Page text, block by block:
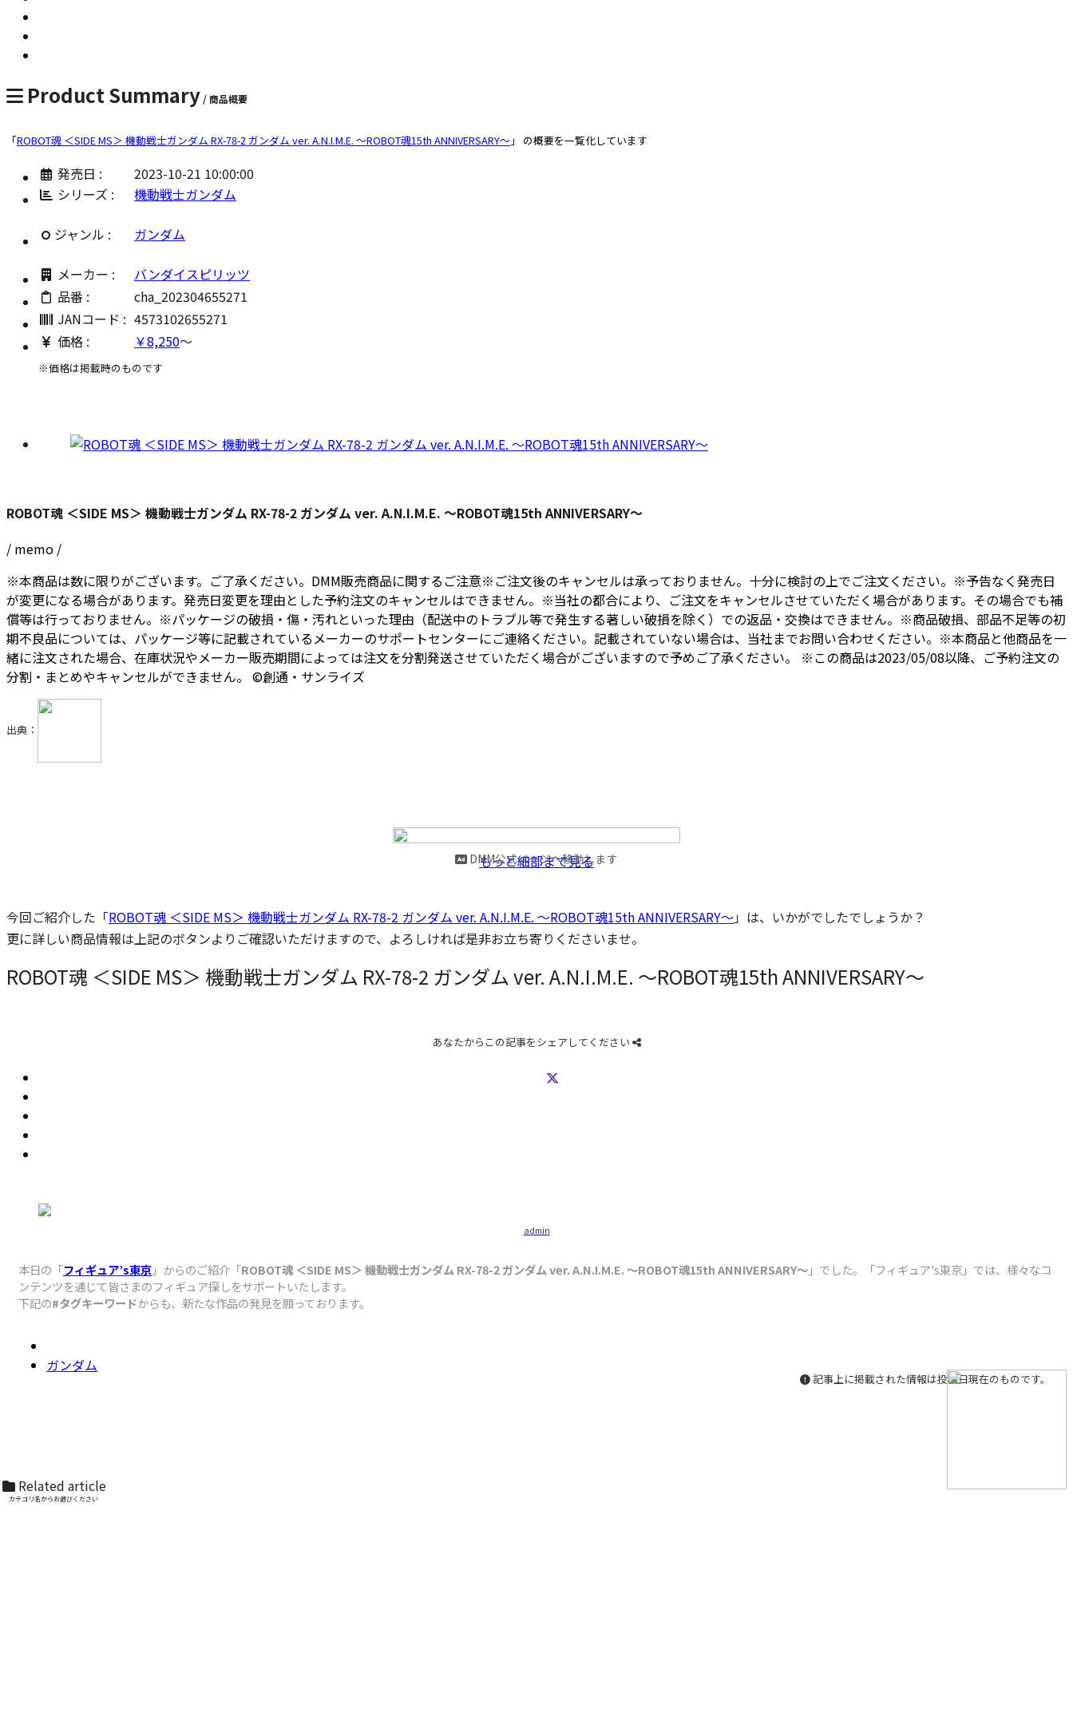
Product Summary / 商品概要
「ROBOT魂 ＜SIDE MS＞ 機動戦士ガンダム RX-78-2 ガンダム ver. A.N.I.M.E. 〜ROBOT魂15th ANNIVERSARY〜 」 の概要を一覧化しています
発売日 :
2023-10-21 10:00:00
シリーズ :
機動戦士ガンダム
ジャンル : ガンダム
メーカー :
バンダイスピリッツ
品番 :
cha_202304655271
JANコード : 4573102655271
価格 :
￥8,250～
※価格は掲載時のものです
ROBOT魂 ＜SIDE MS＞ 機動戦士ガンダム RX-78-2 ガンダム ver. A.N.I.M.E. 〜ROBOT魂15th ANNIVERSARY〜
/ memo /
※本商品は数に限りがございます。ご了承ください。DMM販売商品に関するご注意※ご注文後のキャンセルは承っておりません。十分に検討の上でご注文ください。※予告なく発売日
が変更になる場合があります。発売日変更を理由とした予約注文のキャンセルはできません。※当社の都合により、ご注文をキャンセルさせていただく場合があります。その場合でも補
償等は行っておりません。※パッケージの破損・傷・汚れといった理由（配送中のトラブル等で発生する著しい破損を除く）での返品・交換はできません。※商品破損、部品不足等の初
期不良品については、パッケージ等に記載されているメーカーのサポートセンターにご連絡ください。記載されていない場合は、当社までお問い合わせください。※本商品と他商品を一
緒に注文された場合、在庫状況やメーカー販売期間によっては注文を分割発送させていただく場合がございますので予めご了承ください。 ※この商品は2023/05/08以降、ご予約注文の
分割・まとめやキャンセルができません。 ©創通・サンライズ
出典：
もっと細部まで見る
DMM公式ページへ移動します
今回ご紹介した「ROBOT魂 ＜SIDE MS＞ 機動戦士ガンダム RX-78-2 ガンダム ver. A.N.I.M.E. 〜ROBOT魂15th ANNIVERSARY〜」は、いかがでしたでしょうか？
更に詳しい商品情報は上記のボタンよりご確認いただけますので、よろしければ是非お立ち寄りくださいませ。
ROBOT魂 ＜SIDE MS＞ 機動戦士ガンダム RX-78-2 ガンダム ver. A.N.I.M.E. 〜ROBOT魂15th ANNIVERSARY〜
あなたからこの記事をシェアしてください
admin
本日の「フィギュア’s東京」からのご紹介「ROBOT魂 ＜SIDE MS＞ 機動戦士ガンダム RX-78-2 ガンダム ver. A.N.I.M.E. 〜ROBOT魂15th ANNIVERSARY〜」でした。「フィギュア's東京」では、様々なコ
ンテンツを通じて皆さまのフィギュア探しをサポートいたします。
下記の#タグキーワードからも、新たな作品の発見を願っております。
ガンダム
記事上に掲載された情報は投稿日現在のものです。
Related article
カテゴリ名からお選びください